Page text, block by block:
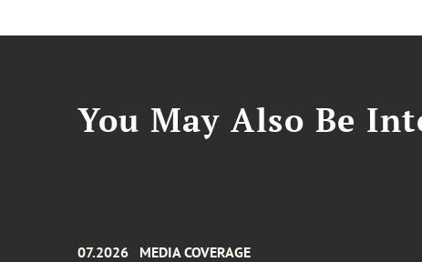
You May Also Be
07.2026 MEDIA COVERAGE